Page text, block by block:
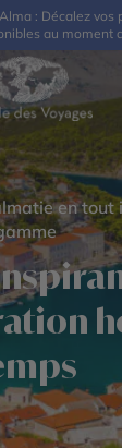
: Décalez vos
au moment
en tout